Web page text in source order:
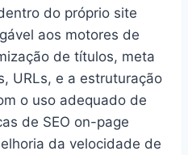
do próprio site
aos motores de
de títulos, meta
URLs, e a estruturação
o uso adequado de
de SEO on-page
da velocidade de